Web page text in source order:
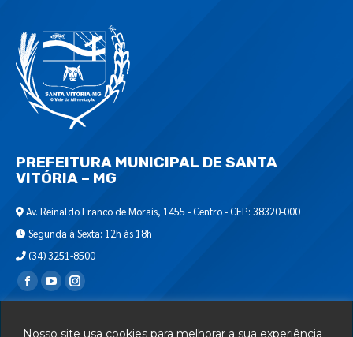
Nosso site usa cookies para melhorar a sua experiência
PREFEITURA MUNICIPAL DE SANTA
VITÓRIA – MG
Av. Reinaldo Franco de Morais, 1455 - Centro - CEP: 38320-000
Segunda à Sexta: 12h às 18h
(34) 3251-8500
Encontre-nos em: